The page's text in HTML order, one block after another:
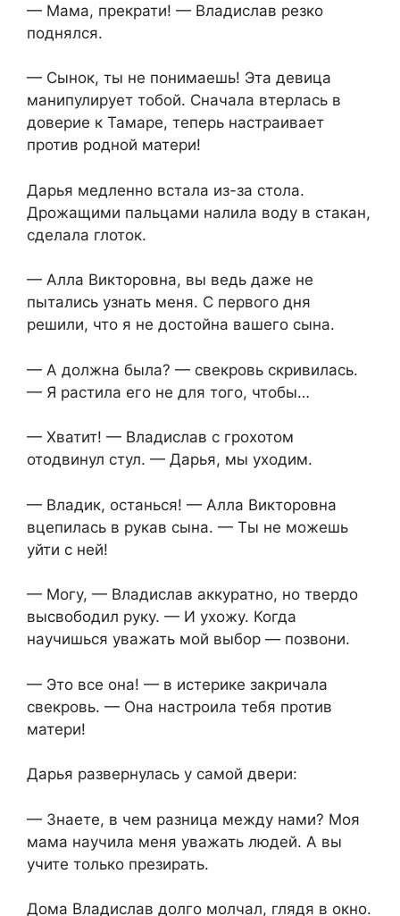
— Мама, прекрати! — Владислав резко
поднялся.
— Сынок, ты не понимаешь! Эта девица
манипулирует тобой. Сначала втерлась в
доверие к Тамаре, теперь настраивает
против родной матери!
Дарья медленно встала из-за стола.
Дрожащими пальцами налила воду в стакан,
сделала глоток.
— Алла Викторовна, вы ведь даже не
пытались узнать меня. С первого дня
решили, что я не достойна вашего сына.
— А должна была? — свекровь скривилась.
— Я растила его не для того, чтобы…
— Хватит! — Владислав с грохотом
отодвинул стул. — Дарья, мы уходим.
— Владик, останься! — Алла Викторовна
вцепилась в рукав сына. — Ты не можешь
уйти с ней!
— Могу, — Владислав аккуратно, но твердо
высвободил руку. — И ухожу. Когда
научишься уважать мой выбор — позвони.
— Это все она! — в истерике закричала
свекровь. — Она настроила тебя против
матери!
Дарья развернулась у самой двери:
— Знаете, в чем разница между нами? Моя
мама научила меня уважать людей. А вы
учите только презирать.
Дома Владислав долго молчал, глядя в окно.